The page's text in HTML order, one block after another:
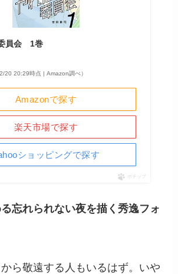
員会 1巻
20 20:29時点 | Amazon調べ）
Amazonで探す
楽天市場で探す
ショッピングで探す
ポチップ
忘れられない夜を描く秀逸フォ
ら敬遠する人もいるはず。いや